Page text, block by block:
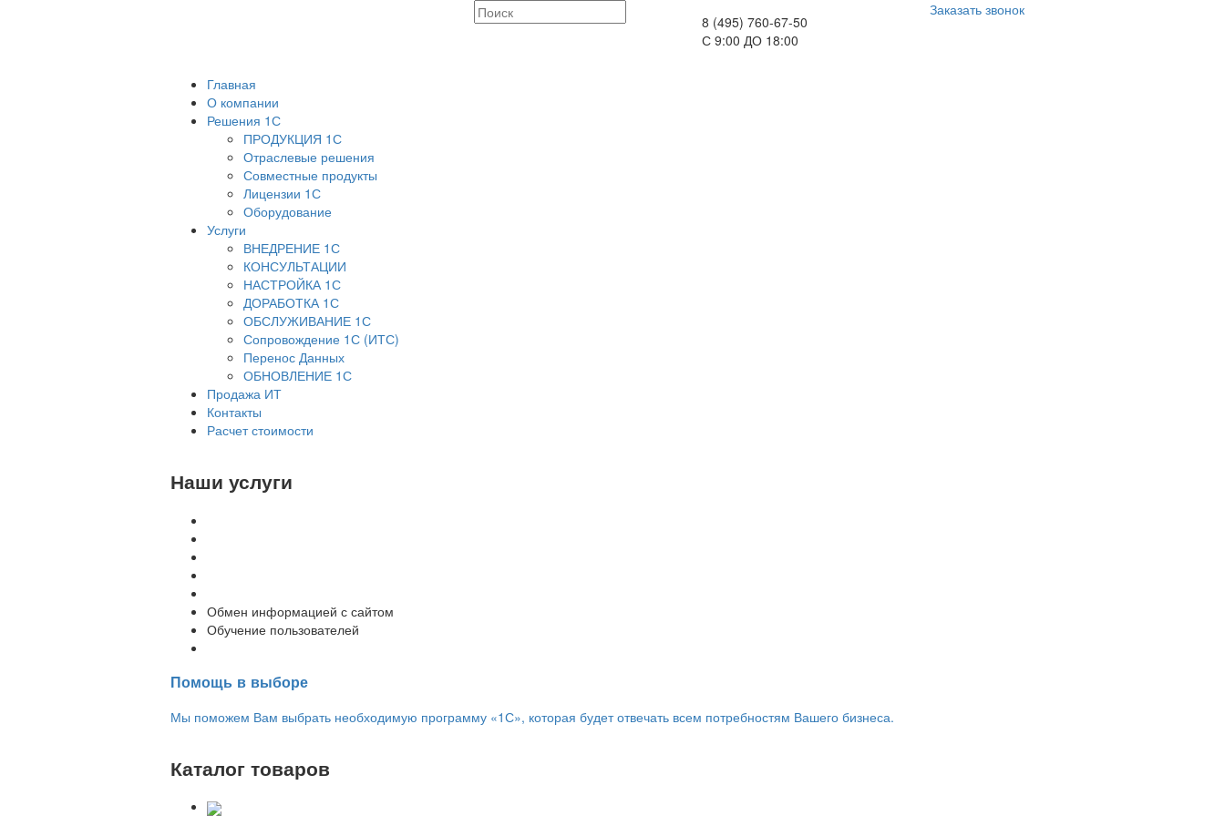
8 (495) 760-67-50
С 9:00 ДО 18:00
Заказать звонок
Главная
О компании
Решения 1С
ПРОДУКЦИЯ 1С
Отраслевые решения
Совместные продукты
Лицензии 1С
Оборудование
Услуги
ВНЕДРЕНИЕ 1С
КОНСУЛЬТАЦИИ
НАСТРОЙКА 1С
ДОРАБОТКА 1С
ОБСЛУЖИВАНИЕ 1С
Сопровождение 1С (ИТС)
Перенос Данных
ОБНОВЛЕНИЕ 1С
Продажа ИТ
Контакты
Расчет стоимости
Наши услуги
Обмен информацией с сайтом
Обучение пользователей
Помощь в выборе
Мы поможем Вам выбрать необходимую программу «1С», которая будет отвечать всем потребностям Вашего бизнеса.
Каталог товаров